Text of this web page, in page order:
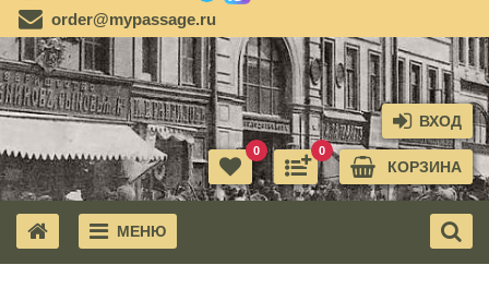
order@mypassage.ru
ВХОД
КОРЗИНА
0
0
МЕНЮ